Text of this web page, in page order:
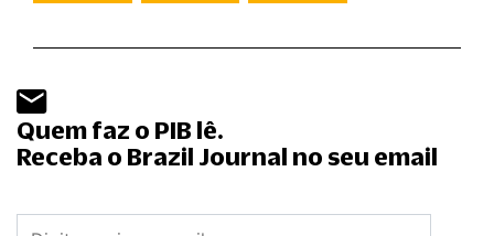
Quem faz o PIB lê.
Receba o Brazil Journal no seu email